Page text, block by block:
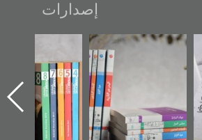
إصدارات
تصنيف موضوعي
للوثائق البريطانية
يقدمه «مركز أوال»
في سلسلة من 5
كتب
تصدر حصاد
الساحات 2019